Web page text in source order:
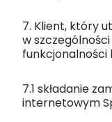
7. Klient, który
w
funkcjonalności
7.1 składanie
internetowym